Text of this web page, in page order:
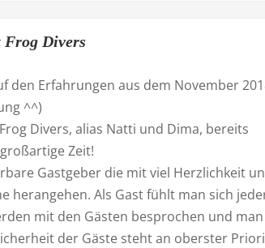
Frog Divers
den Erfahrungen aus dem November
^^)
Divers, alias Natti und Dima, bereits
Zeit!
Gastgeber die mit viel Herzlichkeit
herangehen. Als Gast fühlt man sich
mit den Gästen besprochen und
der Gäste steht an oberster